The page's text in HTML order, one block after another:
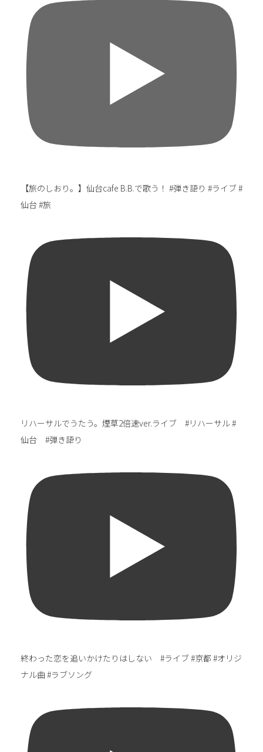
【旅のしおり。】仙台cafe B.B.で歌う！ #弾き語り #ライブ #
仙台 #旅
リハーサルでうたう。煙草2倍速ver.ライブ #リハーサル #
仙台 #弾き語り
終わった恋を追いかけたりはしない #ライブ #京都 #オリジ
ナル曲 #ラブソング